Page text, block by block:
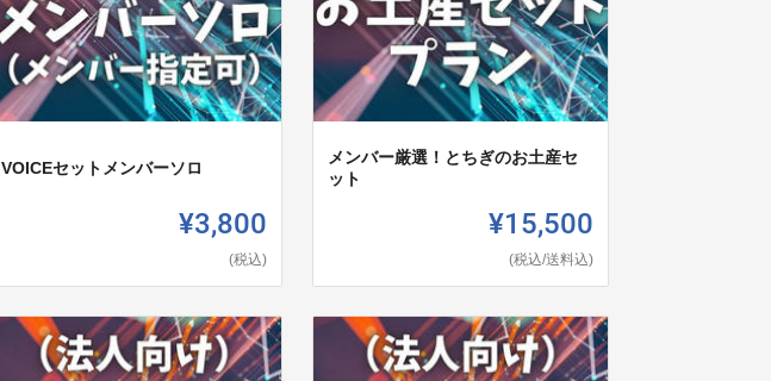
VOICEセットメンバーソロ
¥3,800
(税込)
メンバー厳選！とちぎのお土産セ
ット
¥15,500
(税込/送料込)